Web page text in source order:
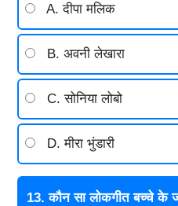
A. दीपा मलिक
B. अवनी लेखारा
C. सोनिया लोबो
D. मीरा भुंडारी
13. कौन सा लोकगीत बच्चे के